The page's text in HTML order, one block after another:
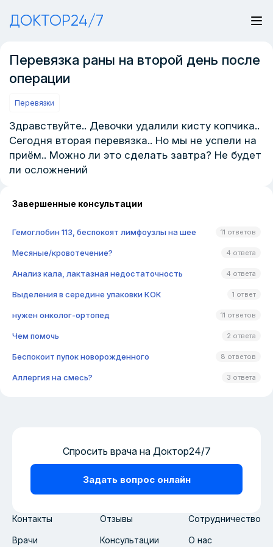
ДОКТОР24/7
Перевязка раны на второй день после
операции
Перевязки
Здравствуйте.. Девочки удалили кисту копчика..
Сегодня вторая перевязка.. Но мы не успели на
приём.. Можно ли это сделать завтра? Не будет
ли осложнений
Завершенные консультации
Гемоглобин 113, беспокоят лимфоузлы на шее 11 ответов
Месяные/кровотечение? 4 ответа
Анализ кала, лактазная недостаточность 4 ответа
Выделения в середине упаковки КОК 1 ответ
нужен онколог-ортопед 11 ответов
Чем помочь 2 ответа
Беспокоит пупок новорожденного 8 ответов
Аллергия на смесь? 3 ответа
Контакты Отзывы Сотрудничество
Врачи Консультации О нас
Спросить врача на Доктор24/7
Задать вопрос онлайн